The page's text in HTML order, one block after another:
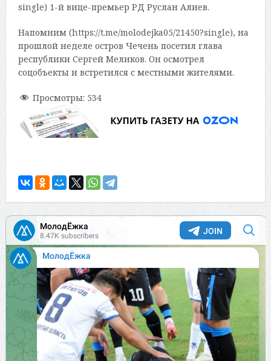
single) 1-й вице-премьер РД Руслан Алиев.
Напомним (https://t.me/molodejka05/21450?single), на
прошлой неделе остров Чечень посетил глава
республики Сергей Меликов. Он осмотрел
соцобъекты и встретился с местными жителями.
Просмотры: 534